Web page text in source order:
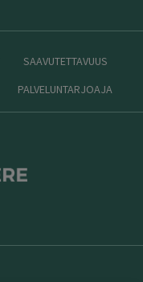
SAAVUTETTAVUUS
PALVELUNTARJOAJA